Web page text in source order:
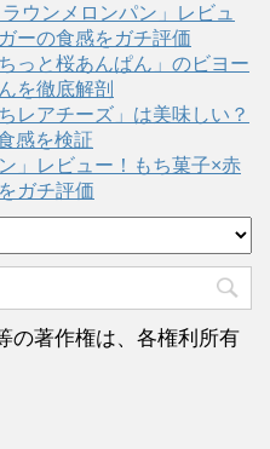
ウンメロンパン」レビュ
ーの食感をガチ評価
っと桜あんぱん」のビヨー
を徹底解剖
レアチーズ」は美味しい？
感を検証
」レビュー！もち菓子×赤
ガチ評価
の著作権は、各権利所有